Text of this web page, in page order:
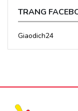
TRANG
Giaodich24